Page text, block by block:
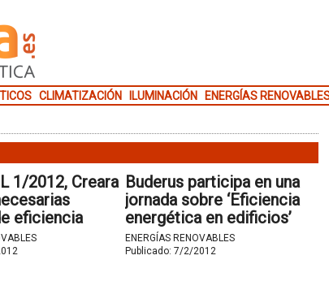
CLIMATIZACIÓN ILUMINACIÓN ENERGÍAS
1/2012, Creara
eficiencia
Buderus participa en una
jornada sobre ‘Eficiencia
energética en edificios’
promovida por la Agencia
Andaluza de la Energía.
ENERGÍAS RENOVABLES
Publicado:7/2/2012